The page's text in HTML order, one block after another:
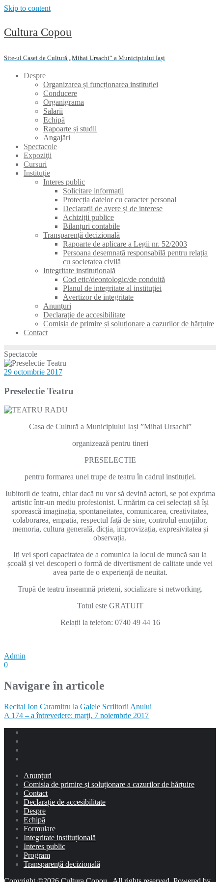
Skip to content
Cultura Copou
Site-ul Casei de Cultură „Mihai Ursachi“ a Municipiului Iași
Despre
Organizarea și funcționarea instituției
Conducere
Organigrama
Salarii
Echipă
Rapoarte și studii
Angajări
Spectacole
Expoziţii
Cursuri
Instituție
Interes public
Solicitare informații
Protecția datelor cu caracter personal
Declarații de avere și de interese
Achiziții publice
Bilanțuri contabile
Transparență decizională
Rapoarte de aplicare a Legii nr. 52/2003
Persoana desemnată responsabilă pentru relația
cu societatea civilă
Integritate instituțională
Cod etic/deontologic/de conduită
Planul de integritate al instituției
Avertizor de integritate
Anunțuri
Declarație de accesibilitate
Comisia de primire și soluționare a cazurilor de hărțuire
Contact
Spectacole
29 octombrie 2017
Preselectie Teatru
Casa de Cultură a Municipiului Iași ”Mihai Ursachi”
organizează pentru tineri
PRESELECTIE
pentru formarea unei trupe de teatru în cadrul instituției.
Iubitorii de teatru, chiar dacă nu vor să devină actori, se pot exprima
artistic într-un mediu profesionist. Urmărim ca cei selectați să își
sporească imaginația, spontaneitatea, comunicarea, creativitatea,
colaborarea, empatia, respectul față de sine, controlul emoțiilor,
memoria, cultura generală, dicția, improvizația, expresivitatea și
observația.
Iți vei spori capacitatea de a comunica la locul de muncă sau la
școală și vei descoperi o formă de divertisment de calitate unde vei
avea parte de o experiență de neuitat.
Trupă de teatru înseamnă prieteni, socializare si networking.
Totul este GRATUIT
Relații la telefon: 0740 49 44 16
Admin
0
Navigare în articole
Recital Ion Caramitru la Galele Scriitorii Anului
A 174 – a întrevedere: marţi, 7 noiembrie 2017
Anunțuri
Comisia de primire și soluționare a cazurilor de hărțuire
Contact
Declarație de accesibilitate
Despre
Echipă
Formulare
Integritate instituțională
Interes public
Program
Transparență decizională